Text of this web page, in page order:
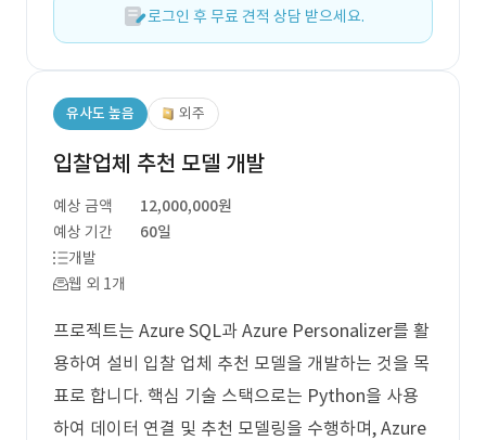
로그인 후 무료 견적 상담 받으세요.
유사도 높음 외주
입찰업체 추천 모델 개발
예상 금액
12,000,000원
예상 기간
60일
개발
웹 외 1개
프로젝트는 Azure SQL과 Azure Personalizer를 활
용하여 설비 입찰 업체 추천 모델을 개발하는 것을 목
표로 합니다. 핵심 기술 스택으로는 Python을 사용
하여 데이터 연결 및 추천 모델링을 수행하며, Azure